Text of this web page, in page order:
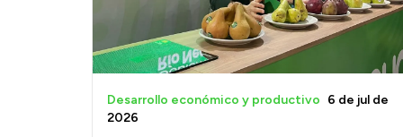
Desarrollo económico y productivo 6 de jul de
2026